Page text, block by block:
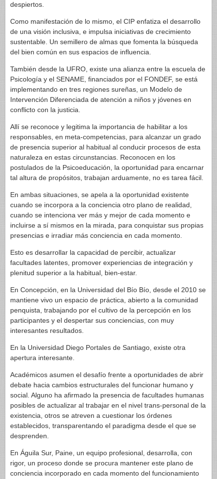
despiertos.
Como manifestación de lo mismo, el CIP enfatiza el desarrollo
de una visión inclusiva, e impulsa iniciativas de crecimiento
sustentable. Un semillero de almas que fomenta la búsqueda
del bien común en sus espacios de influencia.
También desde la UFRO, existe una alianza entre la escuela de
Psicología y el SENAME, financiados por el FONDEF, se está
implementando en tres regiones sureñas, un Modelo de
Intervención Diferenciada de atención a niños y jóvenes en
conflicto con la justicia.
Allí se reconoce y legitima la importancia de habilitar a los
responsables, en meta-competencias, para alcanzar un grado
de presencia superior al habitual al conducir procesos de esta
naturaleza en estas circunstancias. Reconocen en los
postulados de la Psicoeducación, la oportunidad para encarnar
tal altura de propósitos, trabajan arduamente, no es tarea fácil.
En ambas situaciones, se apela a la oportunidad existente
cuando se incorpora a la conciencia otro plano de realidad,
cuando se intenciona ver más y mejor de cada momento e
incluirse a sí mismos en la mirada, para conquistar sus propias
presencias e irradiar más conciencia en cada momento.
Esto es desarrollar la capacidad de percibir, actualizar
facultades latentes, promover experiencias de integración y
plenitud superior a la habitual, bien-estar.
En Concepción, en la Universidad del Bío Bío, desde el 2010 se
mantiene vivo un espacio de práctica, abierto a la comunidad
penquista, trabajando por el cultivo de la percepción en los
participantes y el despertar sus conciencias, con muy
interesantes resultados.
En la Universidad Diego Portales de Santiago, existe otra
apertura interesante.
Académicos asumen el desafío frente a oportunidades de abrir
debate hacia cambios estructurales del funcionar humano y
social. Alguno ha afirmado la presencia de facultades humanas
posibles de actualizar al trabajar en el nivel trans-personal de la
existencia, otros se atreven a cuestionar los órdenes
establecidos, transparentando el paradigma desde el que se
desprenden.
En Águila Sur, Paine, un equipo profesional, desarrolla, con
rigor, un proceso donde se procura mantener este plano de
conciencia incorporado en cada momento del funcionamiento